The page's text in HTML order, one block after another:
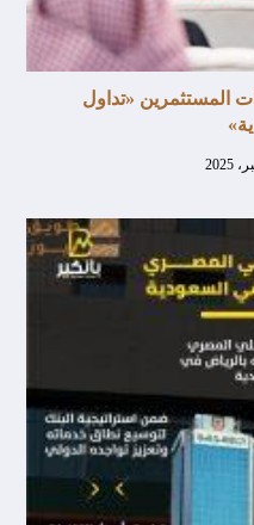
المستثمرين «تداول